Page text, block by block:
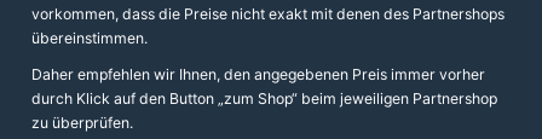
vorkommen, dass die Preise nicht exakt mit denen des Partnershops
übereinstimmen.
Daher empfehlen wir Ihnen, den angegebenen Preis immer vorher
durch Klick auf den Button „zum Shop“ beim jeweiligen Partnershop
zu überprüfen.